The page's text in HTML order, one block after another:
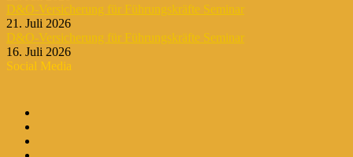
D&O-Versicherung für Führungskräfte Seminar
21. Juli 2026
D&O-Versicherung für Führungskräfte Seminar
16. Juli 2026
Social Media